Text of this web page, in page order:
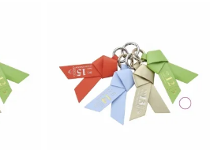
Lag(ナチュラルラグ)グッズ
Worksグッズ